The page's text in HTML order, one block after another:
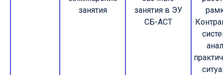
занятия
занятия в ЭУ
СБ-АСТ